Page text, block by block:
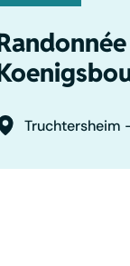
Truchtersheim